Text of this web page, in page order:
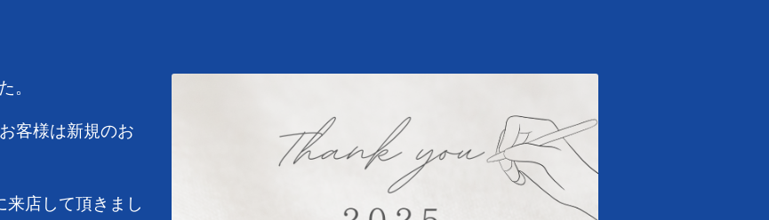
。
客様は新規のお
来店して頂きまし